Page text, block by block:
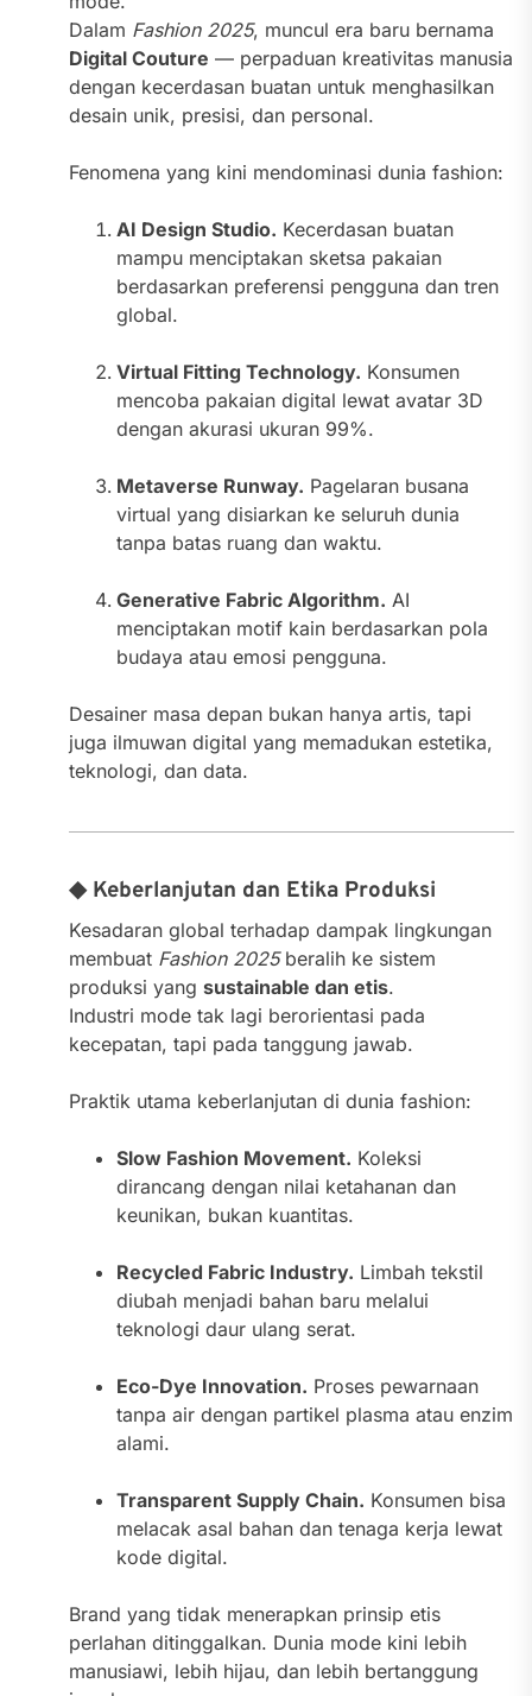
Dalam Fashion 2025, muncul era baru bernama
Digital Couture — perpaduan kreativitas manusia
dengan kecerdasan buatan untuk menghasilkan
desain unik, presisi, dan personal.
Fenomena yang kini mendominasi dunia fashion:
AI Design Studio. Kecerdasan buatan
mampu menciptakan sketsa pakaian
berdasarkan preferensi pengguna dan tren
global.
Virtual Fitting Technology. Konsumen
mencoba pakaian digital lewat avatar 3D
dengan akurasi ukuran 99%.
Metaverse Runway. Pagelaran busana
virtual yang disiarkan ke seluruh dunia
tanpa batas ruang dan waktu.
Generative Fabric Algorithm. AI
menciptakan motif kain berdasarkan pola
budaya atau emosi pengguna.
Desainer masa depan bukan hanya artis, tapi
juga ilmuwan digital yang memadukan estetika,
teknologi, dan data.
◆ Keberlanjutan dan Etika Produksi
Kesadaran global terhadap dampak lingkungan
membuat Fashion 2025beralih ke sistem
produksi yang sustainable dan etis.
Industri mode tak lagi berorientasi pada
kecepatan, tapi pada tanggung jawab.
Praktik utama keberlanjutan di dunia fashion:
Slow Fashion Movement. Koleksi
dirancang dengan nilai ketahanan dan
keunikan, bukan kuantitas.
Recycled Fabric Industry. Limbah tekstil
diubah menjadi bahan baru melalui
teknologi daur ulang serat.
Eco-Dye Innovation. Proses pewarnaan
tanpa air dengan partikel plasma atau enzim
alami.
Transparent Supply Chain. Konsumen bisa
melacak asal bahan dan tenaga kerja lewat
kode digital.
Brand yang tidak menerapkan prinsip etis
perlahan ditinggalkan. Dunia mode kini lebih
manusiawi, lebih hijau, dan lebih bertanggung